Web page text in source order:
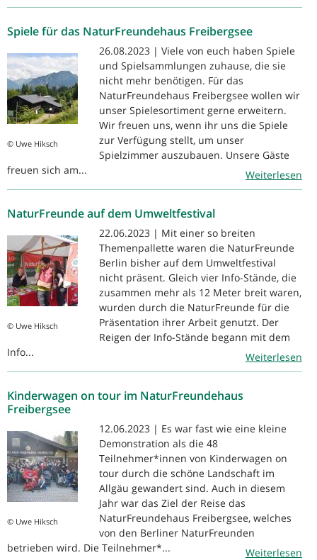
Spiele für das NaturFreundehaus Freibergsee
© Uwe Hiksch
26.08.2023 | Viele von euch haben Spiele
und Spielsammlungen zuhause, die sie
nicht mehr benötigen. Für das
NaturFreundehaus Freibergsee wollen wir
unser Spielesortiment gerne erweitern.
Wir freuen uns, wenn ihr uns die Spiele
zur Verfügung stellt, um unser
Spielzimmer auszubauen. Unsere Gäste
freuen sich am...
Weiterlesen
NaturFreunde auf dem Umweltfestival
© Uwe Hiksch
22.06.2023 | Mit einer so breiten
Themenpallette waren die NaturFreunde
Berlin bisher auf dem Umweltfestival
nicht präsent. Gleich vier Info-Stände, die
zusammen mehr als 12 Meter breit waren,
wurden durch die NaturFreunde für die
Präsentation ihrer Arbeit genutzt. Der
Reigen der Info-Stände begann mit dem
Info...
Weiterlesen
Kinderwagen on tour im NaturFreundehaus
Freibergsee
© Uwe Hiksch
12.06.2023 | Es war fast wie eine kleine
Demonstration als die 48
Teilnehmer*innen von Kinderwagen on
tour durch die schöne Landschaft im
Allgäu gewandert sind. Auch in diesem
Jahr war das Ziel der Reise das
NaturFreundehaus Freibergsee, welches
von den Berliner NaturFreunden
betrieben wird. Die Teilnehmer*...
Weiterlesen